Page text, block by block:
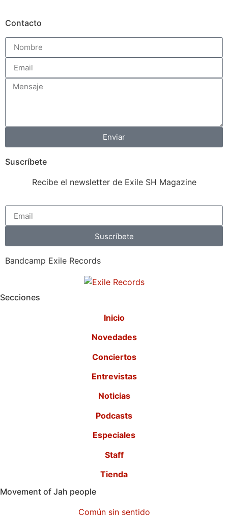
Contacto
Enviar
Suscríbete
Recibe el newsletter de Exile SH Magazine
Suscríbete
Bandcamp Exile Records
Secciones
Inicio
Novedades
Conciertos
Entrevistas
Noticias
Podcasts
Especiales
Staff
Tienda
Movement of Jah people
Común sin sentido